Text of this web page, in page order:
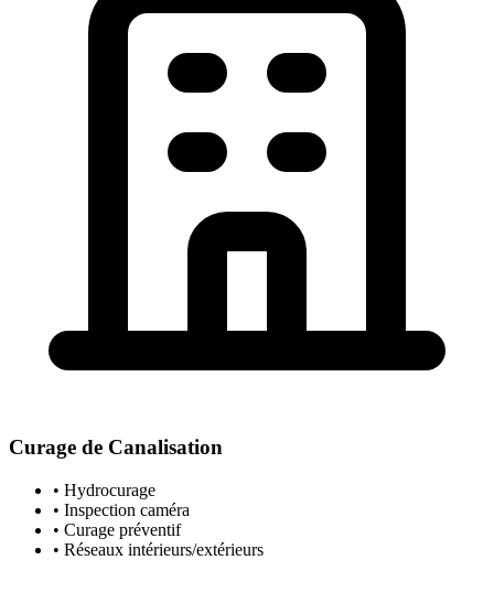
Curage de Canalisation
• Hydrocurage
• Inspection caméra
• Curage préventif
• Réseaux intérieurs/extérieurs